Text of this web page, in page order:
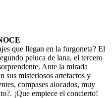
que llegan en la furgoneta? El
peluca de lana, el tercero
Ante la mirada
sus misteriosos artefactos y
compases alocados, muy
¡Que empiece el concierto!